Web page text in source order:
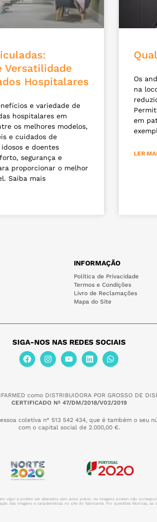
Versatilidade
Hospitalares
e variedade de
hospitalares em
os melhores modelos,
e cuidados de
e doentes
segurança e
proporcionar o melhor
Saiba mais
Os
na
em
LER
INFORMAÇÃO
Política de Privacidade
Termos e Condições
Livro de Reclamações
Mapa do Site
SIGA-NOS NAS REDES SOCIAIS
como DISTRIBUIDORA POR GROSSO DE
CERTIFICADO Nº 47/DM/2018/V02/2019
coletiva n° 513 542 434, que é também o seu
com o capital social de 2.000,00 €.
vigor e podem ser alterados sem aviso prévio. As imagens podem não
das imagens e características no site do fabricante. Por questões técnicas, as